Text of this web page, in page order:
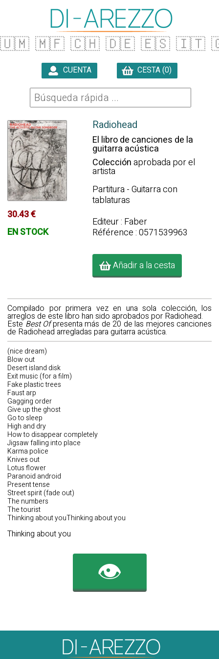
🇺🇲 🇲🇫 🇨🇭 🇩🇪 🇪🇸 🇮🇹
CUENTA CESTA (0)
30.43 €
EN STOCK
Radiohead
El libro de canciones de la
guitarra acústica
Colecciónaprobada por el
artista
Partitura - Guitarra con
tablaturas
Editeur : Faber
Référence : 0571539963
Añadir a la cesta
Compilado por primera vez en una sola colección, los
arreglos de este libro han sido aprobados por Radiohead.
EsteBest Ofpresenta más de 20 de las mejores canciones
de Radiohead arregladas para guitarra acústica.
(nice dream)
Blow out
Desert island disk
Exit music (for a film)
Fake plastic trees
Faust arp
Gagging order
Give up the ghost
Go to sleep
High and dry
How to disappear completely
Jigsaw falling into place
Karma police
Knives out
Lotus flower
Paranoid android
Present tense
Street spirit (fade out)
The numbers
The tourist
Thinking about youThinking about you
Thinking about you
👁️